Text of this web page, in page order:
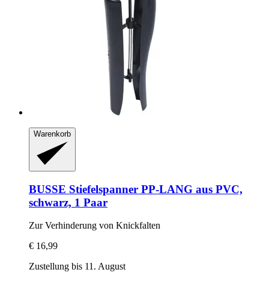
Warenkorb
BUSSE Stiefelspanner PP-​LANG aus PVC,
schwarz, 1 Paar
Zur Verhinderung von Knickfalten
€ 16,99
Zustellung bis 11. August